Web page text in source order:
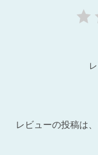
レビューの投稿は